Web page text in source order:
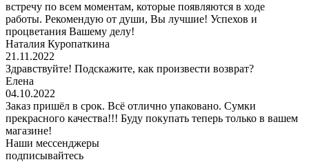
встречу по всем моментам, которые появляются в ходе
работы. Рекомендую от души, Вы лучшие! Успехов и
процветания Вашему делу!
Наталия Куропаткина
21.11.2022
Здравствуйте! Подскажите, как произвести возврат?
Елена
04.10.2022
Заказ пришёл в срок. Всё отлично упаковано. Сумки
прекрасного качества!!! Буду покупать теперь только в вашем
магазине!
Наши мессенджеры
подписывайтесь